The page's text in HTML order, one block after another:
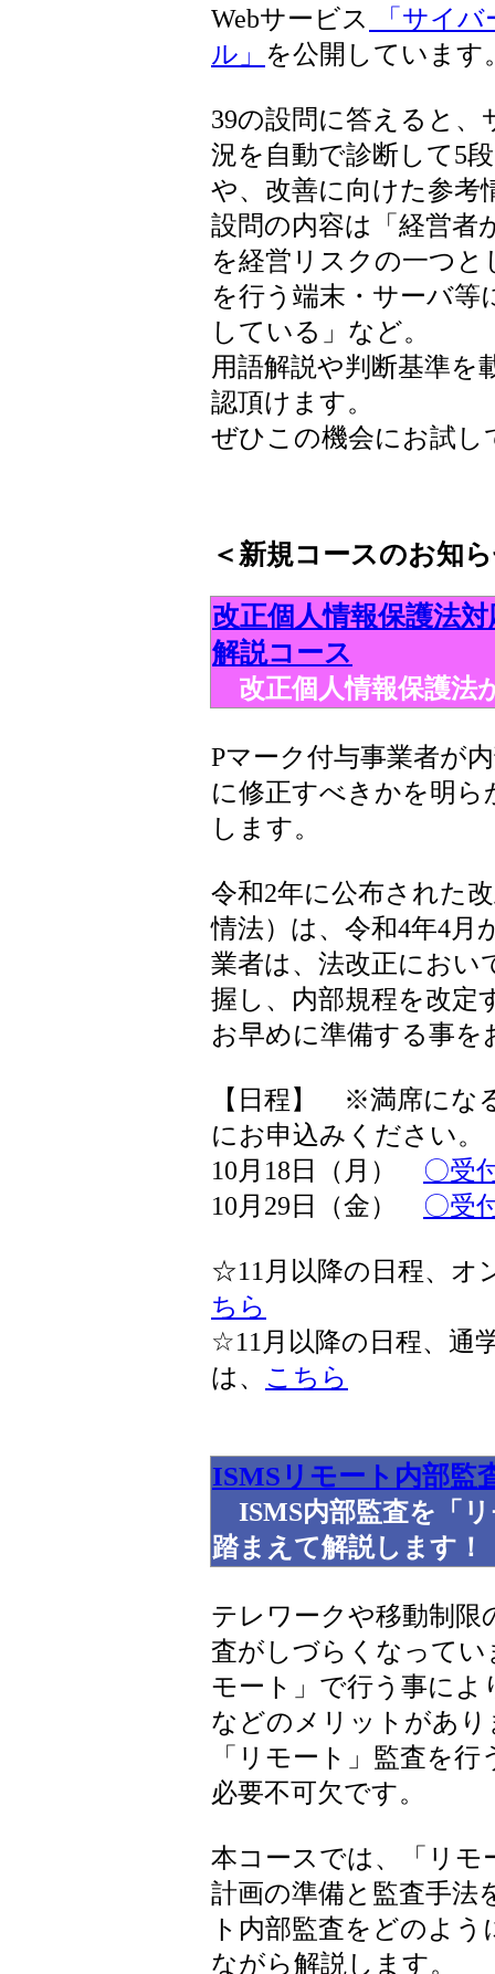
Webサービス
「サイ
ル」 を公開しています
39の設問に答えると
況を自動で診断して5
や、改善に向けた参考
設問の内容は「経営者
を経営リスクの一つと
を行う端末・サーバ等
している」など。
用語解説や判断基準を
認頂けます。
ぜひこの機会にお試し
＜新規コースのお知
改正個人情報保護法
解説コース
改正個人情報保護法
Pマーク付与事業者が
に修正すべきかを明
します。
令和2年に公布された
情法）は、令和4年4月
業者は、法改正におい
握し、内部規程を改定
お早めに準備する事
【日程】 ※満席にな
にお申込みください。
10月18日（月） 〇受
10月29日（金） 〇受
☆11月以降の日程、オ
ちら
☆11月以降の日程、通
は、 こちら
ISMSリモート内部監
ISMS内部監査を「
踏まえて解説します！
テレワークや移動制限
査がしづらくなってい
モート」で行う事によ
などのメリットがあり
「リモート」監査を
必要不可欠です。
本コースでは、「リモ
計画の準備と監査手法
ト内部監査をどのよ
ながら解説します。